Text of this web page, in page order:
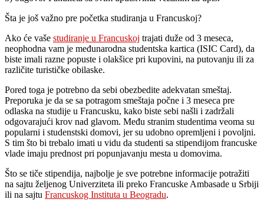
Šta je još važno pre početka studiranja u Francuskoj?
Ako će vaše studiranje u Francuskoj trajati duže od 3 meseca,
neophodna vam je međunarodna studentska kartica (ISIC Card), da
biste imali razne popuste i olakšice pri kupovini, na putovanju ili za
različite turističke obilaske.
Pored toga je potrebno da sebi obezbedite adekvatan smeštaj.
Preporuka je da se sa potragom smeštaja počne i 3 meseca pre
odlaska na studije u Francusku, kako biste sebi našli i zadržali
odgovarajući krov nad glavom. Među stranim studentima veoma su
popularni i studenstski domovi, jer su udobno opremljeni i povoljni.
S tim što bi trebalo imati u vidu da studenti sa stipendijom francuske
vlade imaju prednost pri popunjavanju mesta u domovima.
Što se tiče stipendija, najbolje je sve potrebne informacije potražiti
na sajtu željenog Univerziteta ili preko Francuske Ambasade u Srbiji
ili na sajtu Francuskog Instituta u Beogradu.